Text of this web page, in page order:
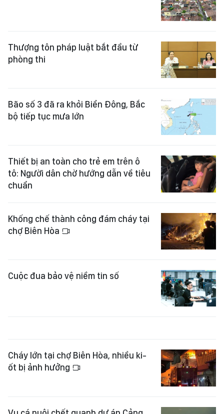
Thượng tôn pháp luật bắt đầu từ
phòng thi
Bão số 3 đã ra khỏi Biển Đông, Bắc
bộ tiếp tục mưa lớn
Thiết bị an toàn cho trẻ em trên ô
tô: Người dân chờ hướng dẫn về tiêu
chuẩn
Khống chế thành công đám cháy tại
chợ Biên Hòa
Cuộc đua bảo vệ niềm tin số
Cháy lớn tại chợ Biên Hòa, nhiều ki-
ốt bị ảnh hưởng